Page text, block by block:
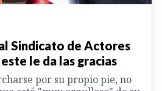
Sindicato de Actores
le da las gracias
por su propio pie, no